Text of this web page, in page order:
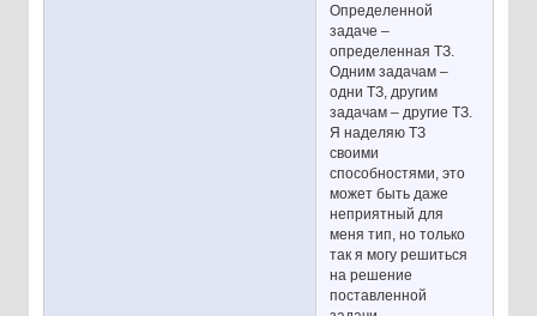
Определенной
задаче –
определенная ТЗ.
Одним задачам –
одни ТЗ, другим
задачам – другие ТЗ.
Я наделяю ТЗ
своими
способностями, это
может быть даже
неприятный для
меня тип, но только
так я могу решиться
на решение
поставленной